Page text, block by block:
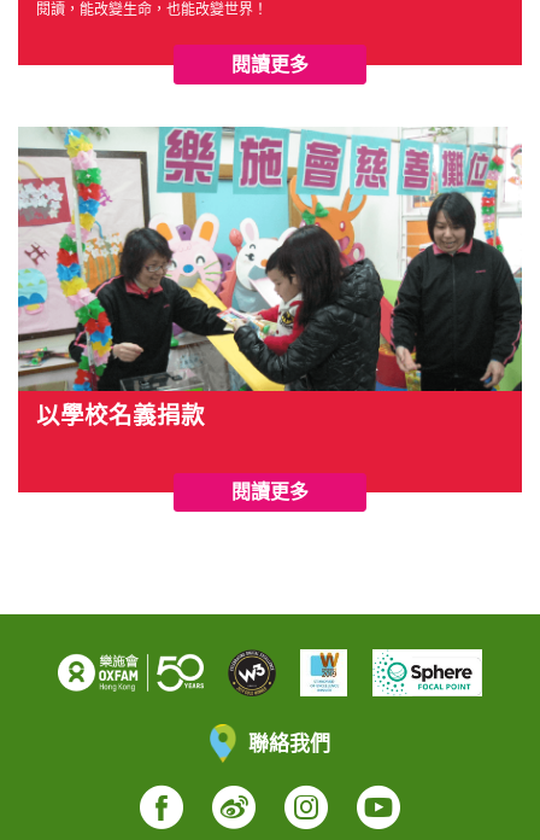
閱讀，能改變生命，也能改變世界！
閱讀更多
以學校名義捐款
閱讀更多
聯絡我們